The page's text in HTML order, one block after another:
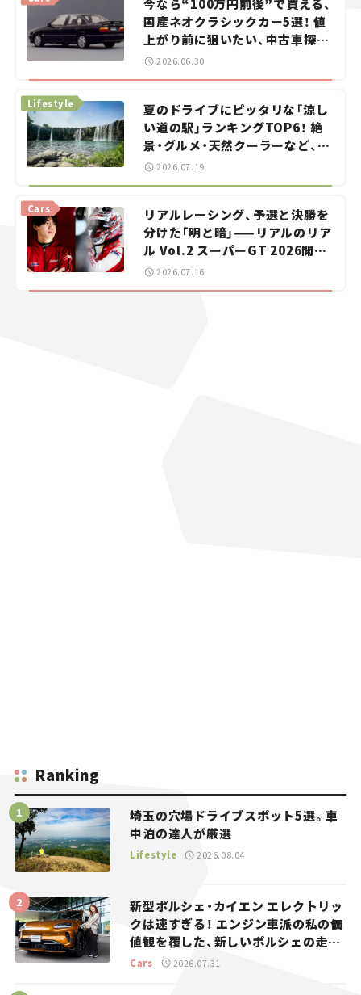
今なら“100万円前後”で買える、
国産ネオクラシックカー5選！ 値
上がり前に狙いたい、中古車探し
をお手伝い――ちょっとイケてるマ
イカー選び #02
2026.06.30
夏のドライブにピッタリな「涼し
い道の駅」ランキングTOP6！ 絶
景・グルメ・天然クーラーなど、避
暑におすすめのスポットを紹介
Lifestyle
2026.07.19
リアルレーシング、予選と決勝を
分けた「明と暗」——リアルのリア
ル Vol.2 スーパーGT 2026開幕
戦 岡山国際サーキット
Cars
2026.07.16
Ranking
埼玉の穴場ドライブスポット5選。車
中泊の達人が厳選
Lifestyle 2026.08.04
新型ポルシェ・カイエン エレクトリッ
クは速すぎる！ エンジン車派の私の価
値観を覆した、新しいポルシェの走
り。
Cars 2026.07.31